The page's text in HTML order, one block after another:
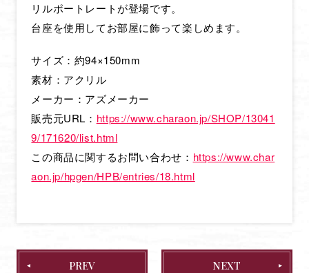
HOME
NEWS
ONAIR & STREAMING
STAFF & CAST
INTRODUCTION
CHARACTER
Blu-ray
リルポートレートが登場です。
台座を使用してお部屋に飾って楽しめます。
サイズ：約94×150mm
素材：アクリル
メーカー：アズメーカー
販売元URL： https://www.charaon.jp/SHOP/13041
9/171620/list.html
この商品に関するお問い合わせ： https://www.char
aon.jp/hpgen/HPB/entries/18.html
PREV NEXT